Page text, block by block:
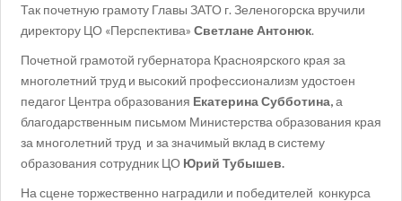
Так почетную грамоту Главы ЗАТО г. Зеленогорска вручили
директору ЦО «Перспектива» Светлане Антонюк.
Почетной грамотой губернатора Красноярского края за
многолетний труд и высокий профессионализм удостоен
педагог Центра образования Екатерина Субботина,а
благодарственным письмом Министерства образования края
за многолетний труд и за значимый вклад в систему
образования сотрудник ЦО Юрий Тубышев.
На сцене торжественно наградили и победителей конкурса